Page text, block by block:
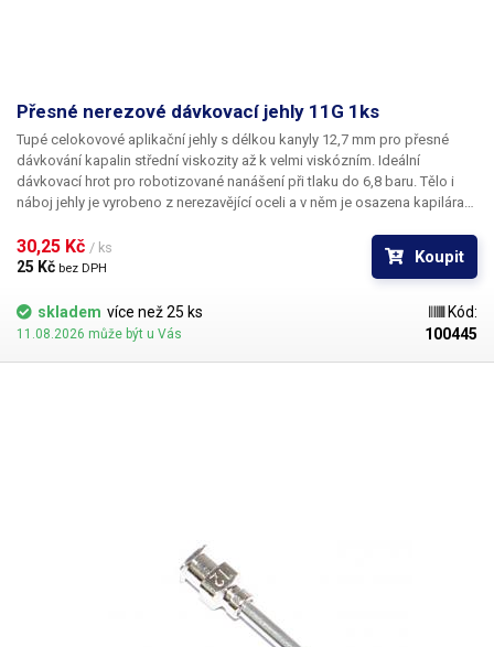
Přesné nerezové dávkovací jehly 11G 1ks
Tupé celokovové aplikační jehly s délkou kanyly 12,7 mm pro přesné
dávkování kapalin střední viskozity až k velmi viskózním. Ideální
dávkovací hrot pro robotizované nanášení při tlaku do 6,8 baru. Tělo i
náboj jehly je vyrobeno z nerezavějící oceli a v něm je osazena kapilára
povrchu a přesné dodržení vnitřních průměrů jehly a proto je povrch
kapiláry elektrolyticky leštěn.
30,25 Kč / ks
25 Kč bez DPH
Koupit
skladem více než 25 ks
11.08.2026 může být u Vás
Kód:
100445